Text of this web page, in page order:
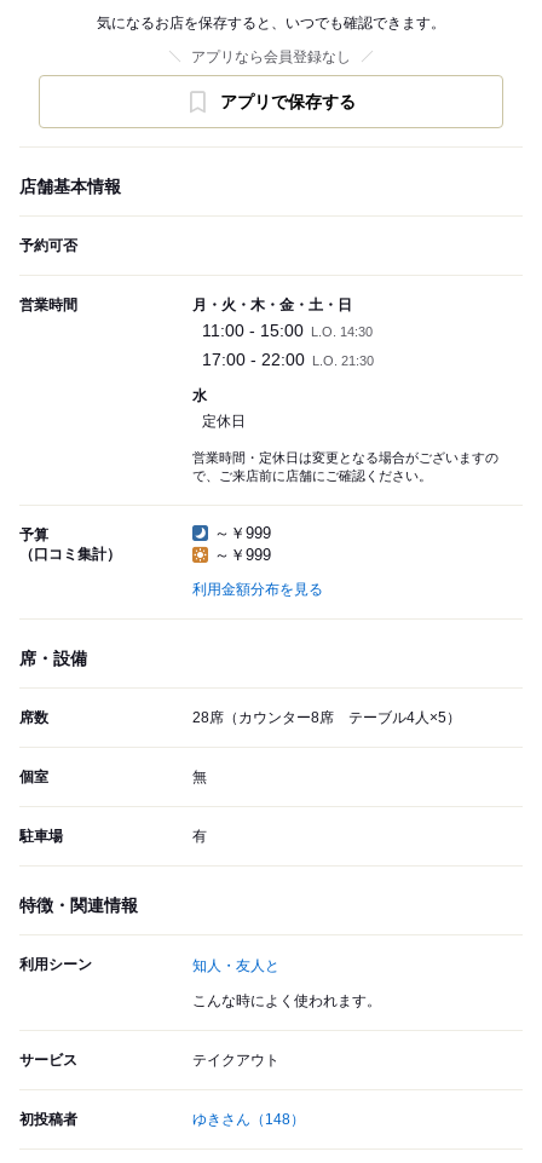
気になるお店を保存すると、いつでも確認できます。
アプリなら会員登録なし
アプリで保存する
店舗基本情報
予約可否
営業時間 月・火・木・金・土・日
11:00 - 15:00 L.O. 14:30
17:00 - 22:00 L.O. 21:30
水
定休日
営業時間・定休日は変更となる場合がございますの
で、ご来店前に店舗にご確認ください。
予算
（口コミ集計）
～￥999
～￥999
利用金額分布を見る
席・設備
席数 28席（カウンター8席 テーブル4人×5）
個室 無
駐車場 有
特徴・関連情報
利用シーン 知人・友人と
こんな時によく使われます。
サービス テイクアウト
初投稿者 ゆきさん （148）